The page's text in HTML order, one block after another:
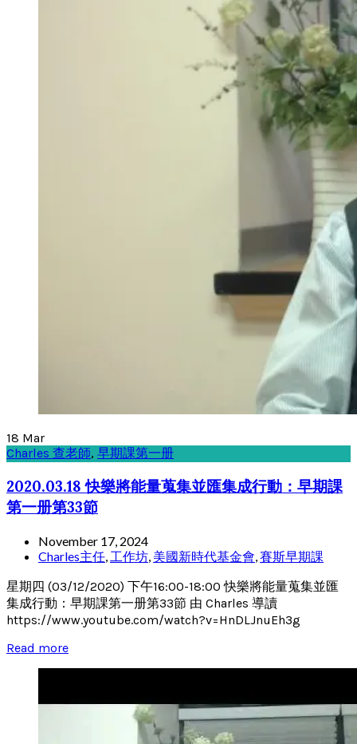
18 Mar
Charles 查老師, 早期課第一册
2020.03.18 快樂將能量蒐集並匯集成行動：早期課
第一册第33節
November 17, 2024
Charles主任, 工作坊, 美國新時代基金會,賽斯早期課
星期四 (03/12/2020) 下午16:00-18:00 快樂將能量蒐集並匯
集成行動：早期課第一册第33節 由 Charles 導讀
https://www.youtube.com/watch?v=HnDLJnuEh3g
Read more